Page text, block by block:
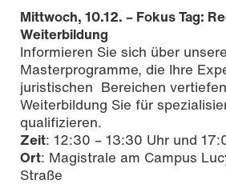
Mittwoch, 10.12. – Fokus Tag:
Weiterbildung
Informieren Sie sich über unsere
Masterprogramme, die Ihre
juristischen Bereichen
Weiterbildung Sie für
qualifizieren.
Zeit: 12:30 – 13:30 Uhr und
Ort: Magistrale am Campus
Straße